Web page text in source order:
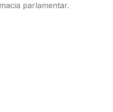
parlamentar.